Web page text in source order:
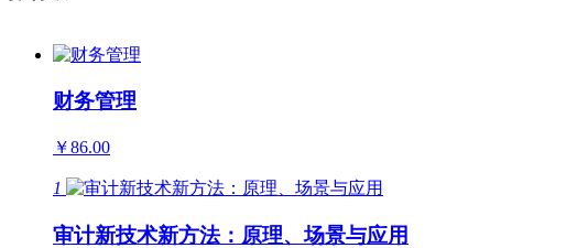
财务管理
￥86.00
1
审计新技术新方法：原理、场景与应用